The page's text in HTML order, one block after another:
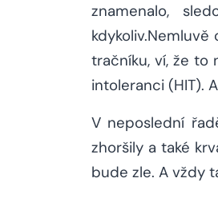
znamenalo,
tračníku, ví, že to
intoleranci (HIT).
V neposlední
zhoršily a také
bude zle. A vždy